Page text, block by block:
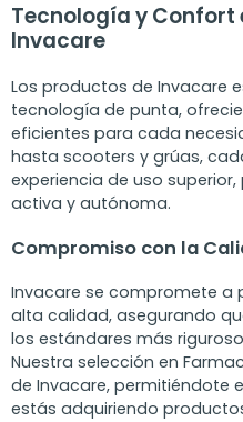
Tecnología y Confort
Invacare
Los productos de Invacare
tecnología de punta,
eficientes para cada
hasta scooters y grúas,
experiencia de uso
activa y autónoma.
Compromiso con la
Invacare se compromete a
alta calidad, asegurando
los estándares más
Nuestra selección en
de Invacare, permitiéndote
estás adquiriendo